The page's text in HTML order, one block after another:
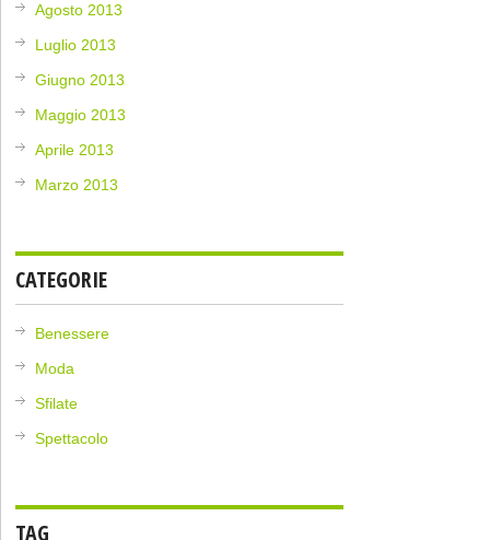
Agosto 2013
Luglio 2013
Giugno 2013
Maggio 2013
Aprile 2013
Marzo 2013
CATEGORIE
Benessere
Moda
Sfilate
Spettacolo
TAG